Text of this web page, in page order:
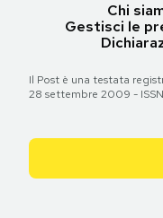
Chi
Gestisci le
Il Post è una testata
28 settembre 2009 -